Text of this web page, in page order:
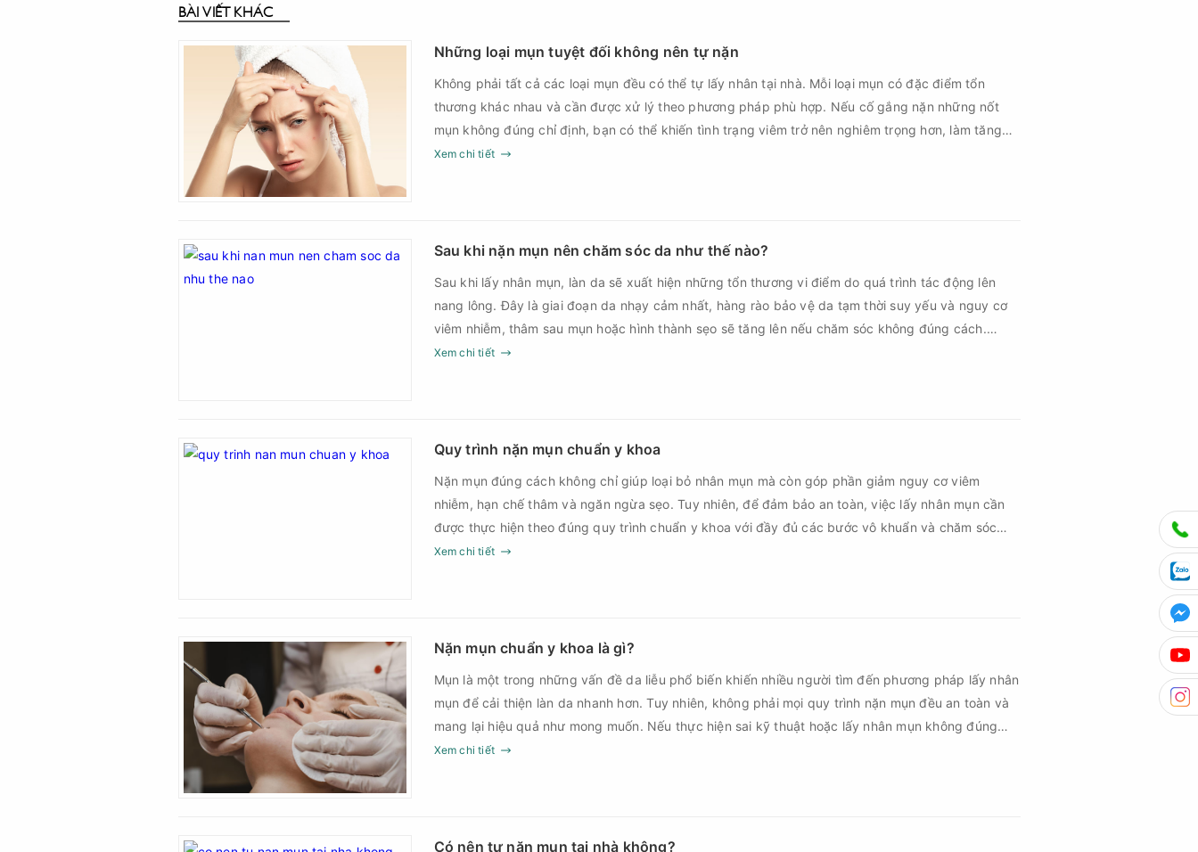
BÀI VIẾT KHÁC
Những loại mụn tuyệt đối không nên tự nặn
Không phải tất cả các loại mụn đều có thể tự lấy nhân tại nhà. Mỗi loại mụn có đặc điểm tổn
thương khác nhau và cần được xử lý theo phương pháp phù hợp. Nếu cố gắng nặn những nốt
mụn không đúng chỉ định, bạn có thể khiến tình trạng viêm trở nên nghiêm trọng hơn, làm tăng
nguy cơ nhiễm trùng, để lại thâm hoặc sẹo khó phục hồi.
Xem chi tiết
Sau khi nặn mụn nên chăm sóc da như thế nào?
Sau khi lấy nhân mụn, làn da sẽ xuất hiện những tổn thương vi điểm do quá trình tác động lên
nang lông. Đây là giai đoạn da nhạy cảm nhất, hàng rào bảo vệ da tạm thời suy yếu và nguy cơ
viêm nhiễm, thâm sau mụn hoặc hình thành sẹo sẽ tăng lên nếu chăm sóc không đúng cách.
Chính vì vậy, việc chăm sóc da sau nặn mụn không chỉ giúp vùng da hồi phục nhanh hơn mà còn
Xem chi tiết
Quy trình nặn mụn chuẩn y khoa
Nặn mụn đúng cách không chỉ giúp loại bỏ nhân mụn mà còn góp phần giảm nguy cơ viêm
nhiễm, hạn chế thâm và ngăn ngừa sẹo. Tuy nhiên, để đảm bảo an toàn, việc lấy nhân mụn cần
được thực hiện theo đúng quy trình chuẩn y khoa với đầy đủ các bước vô khuẩn và chăm sóc
sau điều trị.
Xem chi tiết
Nặn mụn chuẩn y khoa là gì?
Mụn là một trong những vấn đề da liễu phổ biến khiến nhiều người tìm đến phương pháp lấy nhân
mụn để cải thiện làn da nhanh hơn. Tuy nhiên, không phải mọi quy trình nặn mụn đều an toàn và
mang lại hiệu quả như mong muốn. Nếu thực hiện sai kỹ thuật hoặc lấy nhân mụn không đúng
thời điểm, làn da có thể đối mặt với nguy cơ viêm nhiễm, thâm sau mụn và thậm chí là sẹo rỗ. Vậy
Xem chi tiết
Có nên tự nặn mụn tại nhà không?